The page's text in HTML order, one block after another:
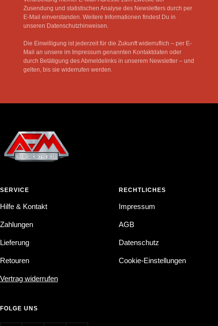
Zusendung und statistischen Analyse des Newsletters durch per
E-Mail einverstanden. Weitere Informationen findest Du in
unseren Datenschutzhinweisen.
Die Einwilligung ist jederzeit für die Zukunft widerruflich – per E-
Mail an unsere im Impressum genannten Kontaktdaten oder
durch Betätigung des Abmeldelinks in unserem Newsletter – und
gelten, bis sie widerrufen werden.
SERVICE
Hilfe & Kontakt
Zahlungen
Lieferung
Retouren
Vertrag widerrufen
RECHTLICHES
Impressum
AGB
Datenschutz
Cookie-Einstellungen
FOLGE UNS